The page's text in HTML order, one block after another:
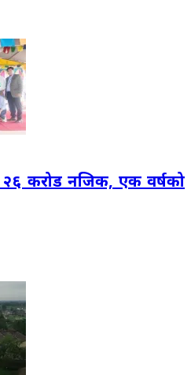
२६ करोड नजिक, एक वर्षको